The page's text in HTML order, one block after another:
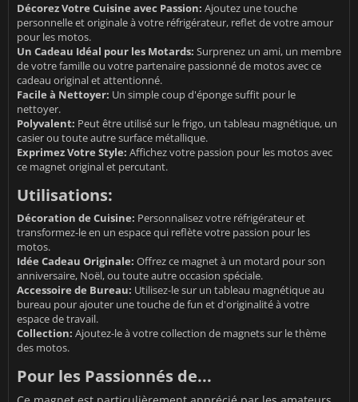
Décorez Votre Cuisine avec Passion: Ajoutez une touche
personnelle et originale à votre réfrigérateur, reflet de votre amour
pour les motos.
Un Cadeau Idéal pour les Motards: Surprenez un ami, un membre
de votre famille ou votre partenaire passionné de motos avec ce
cadeau original et attentionné.
Facile à Nettoyer: Un simple coup d'éponge suffit pour le
nettoyer.
Polyvalent: Peut être utilisé sur le frigo, un tableau magnétique, un
casier ou toute autre surface métallique.
Exprimez Votre Style: Affichez votre passion pour les motos avec
ce magnet original et percutant.
Utilisations:
Décoration de Cuisine: Personnalisez votre réfrigérateur et
transformez-le en un espace qui reflète votre passion pour les
motos.
Idée Cadeau Originale: Offrez ce magnet à un motard pour son
anniversaire, Noël, ou toute autre occasion spéciale.
Accessoire de Bureau: Utilisez-le sur un tableau magnétique au
bureau pour ajouter une touche de fun et d'originalité à votre
espace de travail.
Collection: Ajoutez-le à votre collection de magnets sur le thème
des motos.
Pour les Passionnés de...